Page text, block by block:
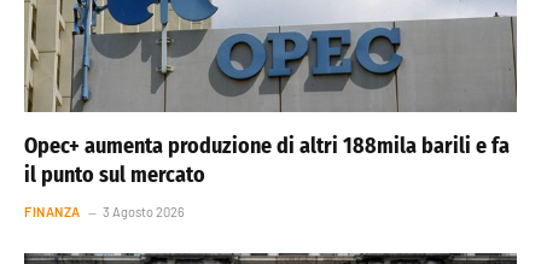
Opec+ aumenta produzione di altri 188mila barili e fa
il punto sul mercato
FINANZA 3 Agosto 2026